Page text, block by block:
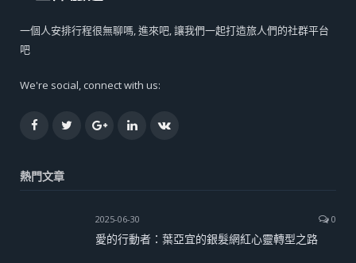
一個人安排行程很無聊嗎, 進來吧, 讓我們一起打造旅人們的社群平台
吧
We're social, connect with us:
FacebookTwitterGoogle+LinkedInVK
熱門文章
2025-06-30 0
愛的行動者：葉亞宜的銀髮網紅心靈轉型之路